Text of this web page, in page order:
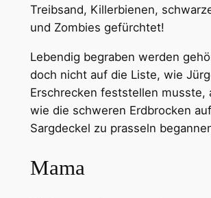
Treibsand, Killerbienen,
und Zombies gefürchtet!
Lebendig begraben werden
doch nicht auf die Liste, wie
Erschrecken feststellen musste,
wie die schweren Erdbrocken
Sargdeckel zu prasseln
Mama